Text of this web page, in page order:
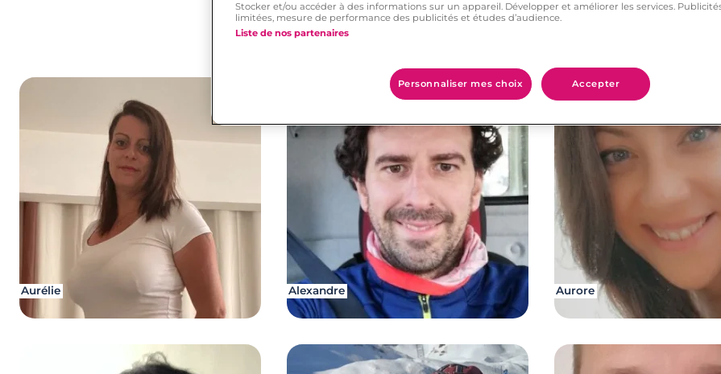
Aurélie Alexandre Aurore
Stocker et/ou accéder à des informations sur un appareil. Développer et améliorer les services.
limitées, mesure de performance des publicités et études d’audience.
Liste de nos partenaires
Personnaliser mes choix Accepter